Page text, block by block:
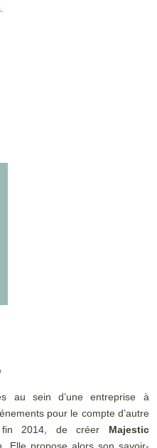
au sein d’une entreprise à
pour le compte d’autre
fin 2014, de créer Majestic